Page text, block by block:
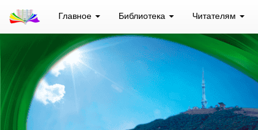
Главное Библиотека Читателям